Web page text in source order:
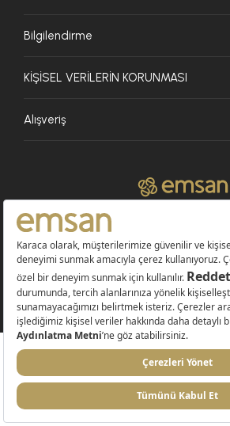
Bilgilendirme
KİŞİSEL VERİLERİN KORUNMASI
Alışveriş
© 2026 EMSAN A.Ş. Tüm Hakları